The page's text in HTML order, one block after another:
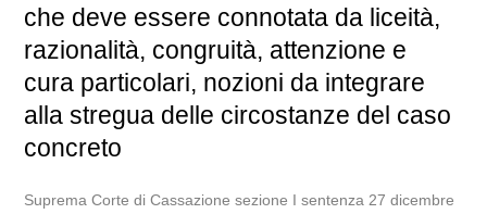
che deve essere connotata da liceità,
razionalità, congruità, attenzione e
cura particolari, nozioni da integrare
alla stregua delle circostanze del caso
concreto
Suprema Corte di Cassazione sezione I sentenza 27 dicembre